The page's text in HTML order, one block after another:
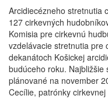
Arcidiecézneho stretnutia
127 cirkevných
Komisia pre cirkevnú
vzdelávacie stretnutia pre
dekanátoch Košickej
budúceho roku.
plánované na november
Cecílie, patrónky